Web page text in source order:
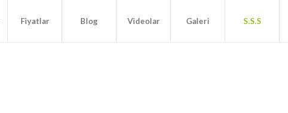
Fiyatlar Blog Videolar Galeri S.S.S